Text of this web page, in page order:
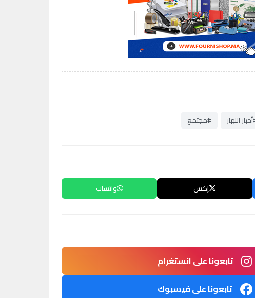
النهار #مجتمع
إكس واتساب
تابعونا على انستغرام
تابعونا على فيسبوك